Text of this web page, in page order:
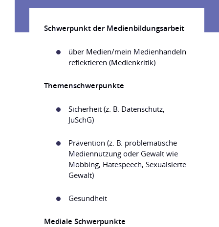
Schwerpunkt der Medienbildungsarbeit
über Medien/mein Medienhandeln
reflektieren (Medienkritik)
Themenschwerpunkte
Sicherheit (z. B. Datenschutz,
JuSchG)
Prävention (z. B. problematische
Mediennutzung oder Gewalt wie
Mobbing, Hatespeech, Sexualsierte
Gewalt)
Gesundheit
Mediale Schwerpunkte